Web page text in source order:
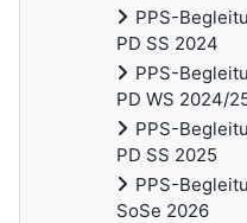
PPS-
PD SS 2024
PPS-
PD WS 2024/
PPS-
PD SS 2025
PPS-
SoSe 2026